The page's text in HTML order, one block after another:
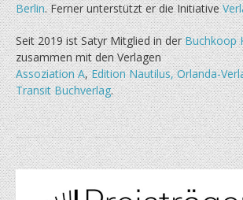
Berlin. Ferner unterstützt er die Initiative
Seit 2019 ist Satyr Mitglied in derBuchkoop
zusammen mit den Verlagen
Assoziation A,Edition Nautilus, Orlanda-
Transit Buchverlag.